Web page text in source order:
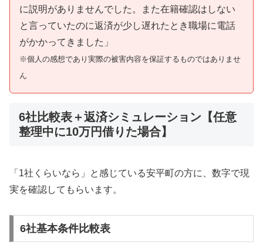
に説明がありませんでした。また在籍確認はしない
と言っていたのに返済が少し遅れたとき職場に電話
がかかってきました」
※個人の感想であり実際の被害内容を保証するものではありませ
ん
6社比較表＋返済シミュレーション【任意
整理中に10万円借りた場合】
「1社くらいなら」と感じている安平町の方に、数字で現
実を確認してもらいます。
6社基本条件比較表